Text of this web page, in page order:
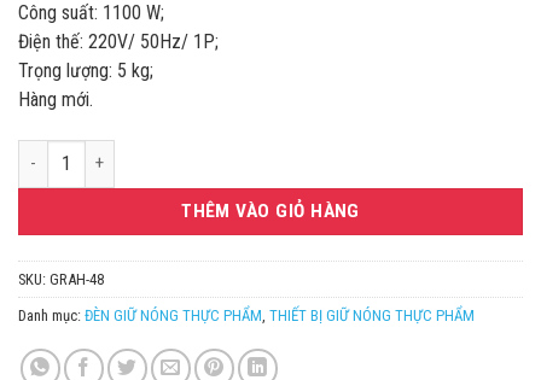
Công suất: 1100 W;
Điện thế: 220V/ 50Hz/ 1P;
Trọng lượng: 5 kg;
Hàng mới.
Hatco Giữ Nóng Thực Phẩm Dạng Đèn Hâm Dùng Trong Công Nghiệp
THÊM VÀO GIỎ HÀNG
SKU: GRAH-48
Danh mục: ĐÈN GIỮ NÓNG THỰC PHẨM THIẾT BỊ GIỮ NÓNG THỰC PHẨM